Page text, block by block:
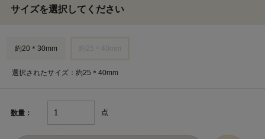
サイズを選択してください
約20＊30mm
選択されたサイズ：約25＊40mm
数量： 点